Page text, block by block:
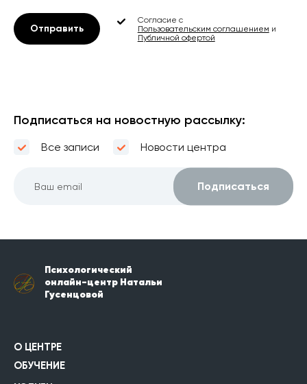
Отправить
Согласие с
Пользовательским соглашением и
Публичной офертой
Подписаться на новостную рассылку:
Все записи Новости центра
Психологический
онлайн-центр Натальи
Гусенцовой
О ЦЕНТРЕ
ОБУЧЕНИЕ